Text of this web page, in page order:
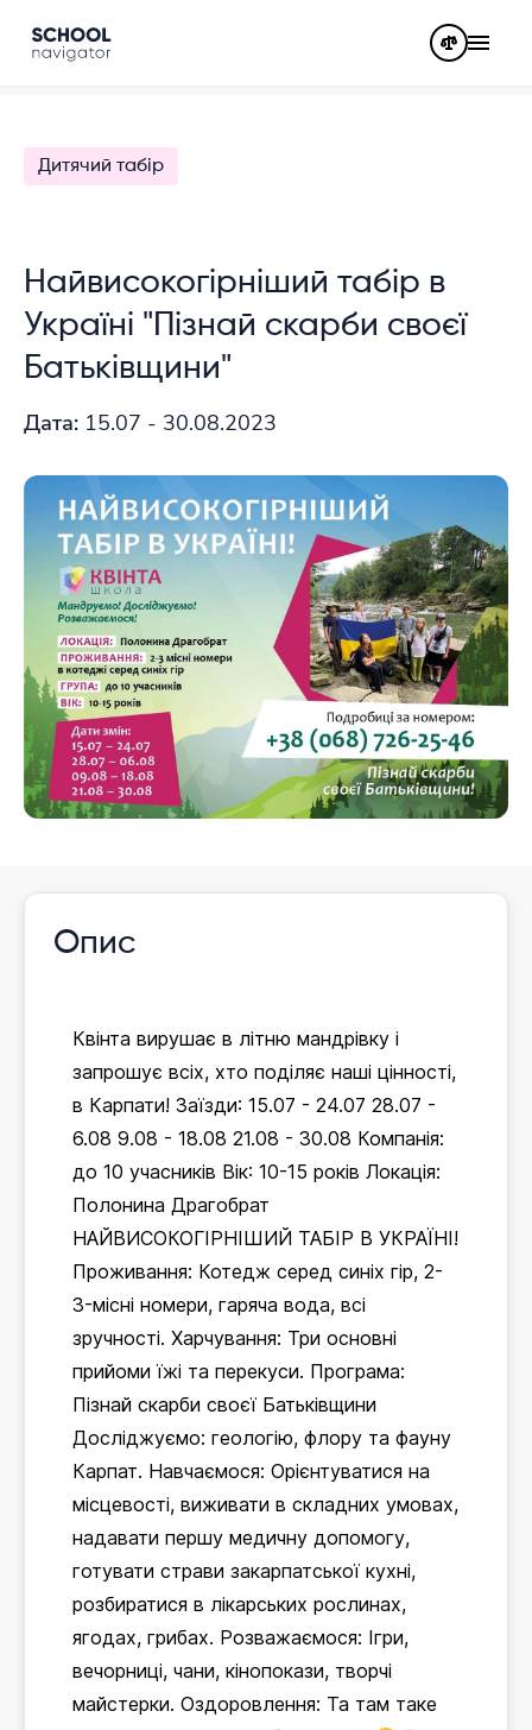
Дитячий табір
Найвисокогірніший табір в
Україні "Пізнай скарби своєї
Батьківщини"
Дата: 15.07 - 30.08.2023
Опис
Квінта вирушає в літню мандрівку і
запрошує всіх, хто поділяє наші цінності,
в Карпати! Заїзди: 15.07 - 24.07 28.07 -
6.08 9.08 - 18.08 21.08 - 30.08 Компанія:
до 10 учасників Вік: 10-15 років Локація:
Полонина Драгобрат
НАЙВИСОКОГІРНІШИЙ ТАБІР В УКРАЇНІ!
Проживання: Котедж серед синіх гір, 2-
3-місні номери, гаряча вода, всі
зручності. Харчування: Три основні
прийоми їжі та перекуси. Програма:
Пізнай скарби своєї Батьківщини
Досліджуємо: геологію, флору та фауну
Карпат. Навчаємося: Орієнтуватися на
місцевості, виживати в складних умовах,
надавати першу медичну допомогу,
готувати страви закарпатської кухні,
розбиратися в лікарських рослинах,
ягодах, грибах. Розважаємося: Ігри,
вечорниці, чани, кінопокази, творчі
майстерки. Оздоровлення: Та там таке